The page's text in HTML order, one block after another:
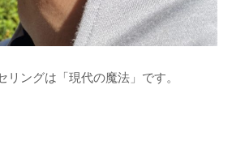
リングは「現代の魔法」です。